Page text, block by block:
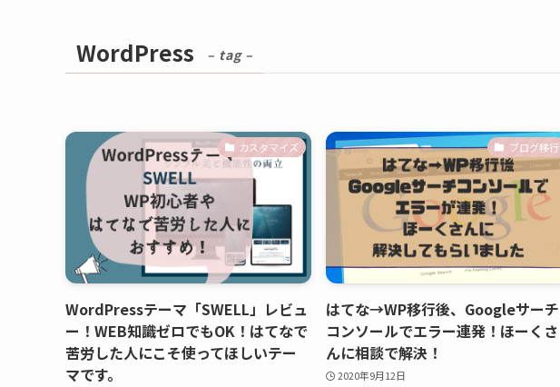
WordPress – tag –
カスタマイズ
WordPressテーマ「SWELL」レビュ
ー！WEB知識ゼロでもOK！はてなで
苦労した人にこそ使ってほしいテー
マです。
ブログ移行
はてな→WP移行後、Googleサーチ
コンソールでエラー連発！ほーくさ
んに相談で解決！
2020年9月12日